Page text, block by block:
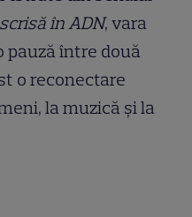
în ADN, vara
pauză între două
o reconectare
la muzică și la